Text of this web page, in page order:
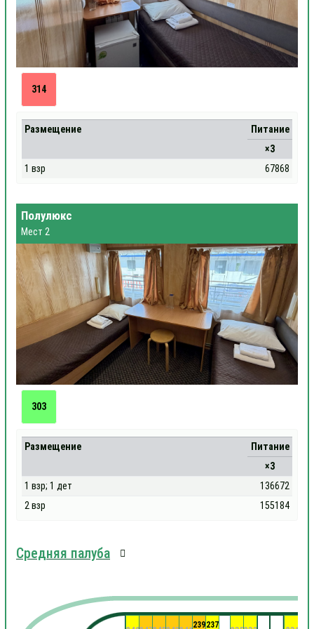
314
Размещение
Питание
×3
1 взр
67868
Полулюкс
Мест 2
303
Размещение
Питание
×3
1 взр; 1 дет
136672
2 взр
155184
Средняя палуба
237
239